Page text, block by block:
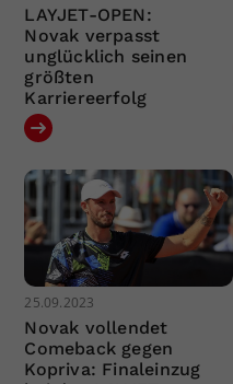
LAYJET-OPEN:
Novak verpasst
unglücklich seinen
größten
Karriereerfolg
25.09.2023
Novak vollendet
Comeback gegen
Kopriva: Finaleinzug